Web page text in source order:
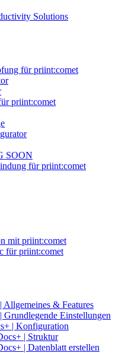
Solutions
für priint:comet
priint:comet
SOON
für priint:comet
mit priint:comet
für priint:comet
Allgemeines & Features
Grundlegende Einstellungen
| Konfiguration
| Struktur
| Datenblatt erstellen